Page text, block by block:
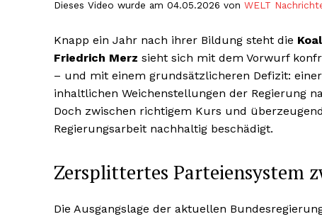
Dieses Video wurde am 04.05.2026 von WELT
Knapp ein Jahr nach ihrer Bildung steht die
Friedrich Merz sieht sich mit dem Vorwurf
– und mit einem grundsätzlicheren Defizit:
inhaltlichen Weichenstellungen der Regierung
Doch zwischen richtigem Kurs und
Regierungsarbeit nachhaltig beschädigt.
Zersplittertes Parteiensystem
Die Ausgangslage der aktuellen